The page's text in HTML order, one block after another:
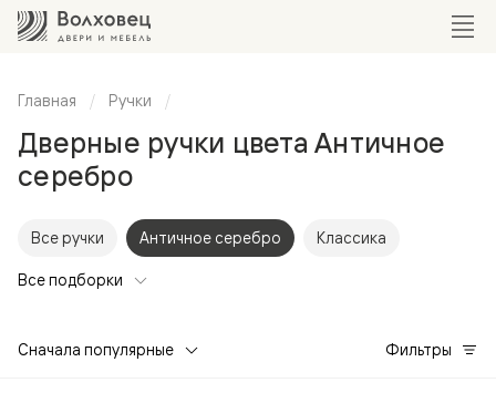
Главная Ручки
Дверные ручки цвета Античное
серебро
Все ручки Античное серебро Классика
Все подборки
Сначала популярные Фильтры